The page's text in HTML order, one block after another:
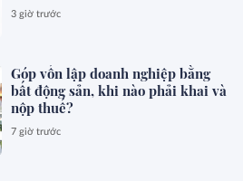
3 giờ trước
Góp vốn lập doanh nghiệp bằng
bất động sản, khi nào phải khai và
nộp thuế?
7 giờ trước